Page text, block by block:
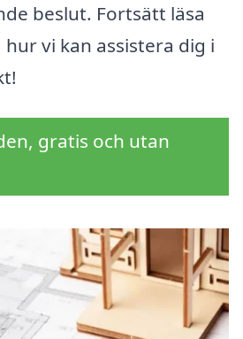
beslut. Fortsätt läsa
vi kan assistera dig i
gratis och utan